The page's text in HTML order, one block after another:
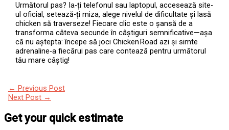
Următorul pas? Ia-ți telefonul sau laptopul, accesează site-
ul oficial, setează-ți miza, alege nivelul de dificultate și lasă
chicken să traverseze! Fiecare clic este o șansă de a
transforma câteva secunde în câștiguri semnificative—așa
că nu aștepta: începe să joci Chicken Road azi și simte
adrenaline‑a fiecărui pas care contează pentru următorul
tău mare câștig!
← Previous Post
Next Post →
Get your quick estimate